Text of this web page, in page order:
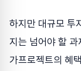
하지만 대규모 투
지는 넘어야 할
가프로젝트의 혜